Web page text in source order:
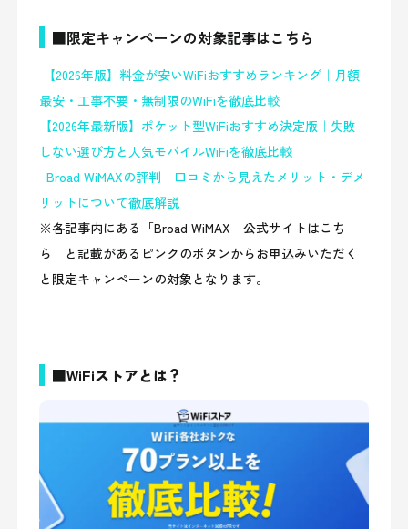
■限定キャンペーンの対象記事はこちら
【2026年版】料金が安いWiFiおすすめランキング｜月額
最安・工事不要・無制限のWiFiを徹底比較
【2026年最新版】ポケット型WiFiおすすめ決定版｜失敗
しない選び方と人気モバイルWiFiを徹底比較
Broad WiMAXの評判｜口コミから見えたメリット・デメ
リットについて徹底解説
※各記事内にある「Broad WiMAX 公式サイトはこち
ら」と記載があるピンクのボタンからお申込みいただく
と限定キャンペーンの対象となります。
■WiFiストアとは？